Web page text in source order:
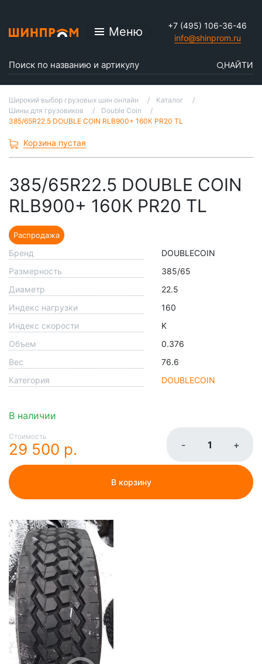
Меню
+7 (495) 106-36-46
info@shinprom.ru
НАЙТИ
Широкий выбор грузовых шин онлайн
Каталог
Шины для грузовиков
Double Coin
385/65R22.5 DOUBLE COIN RLB900+ 160К PR20 TL
Корзина пустая
385/65R22.5 DOUBLE COIN
RLB900+ 160К PR20 TL
Распродажа
Бренд
DOUBLECOIN
Размерность
385/65
Диаметр
22.5
Индекс нагрузки
160
Индекс скорости
K
Объем
0.376
Вес
76.6
Категория
DOUBLECOIN
В наличии
Стоимость
29 500 р. - +
В корзину